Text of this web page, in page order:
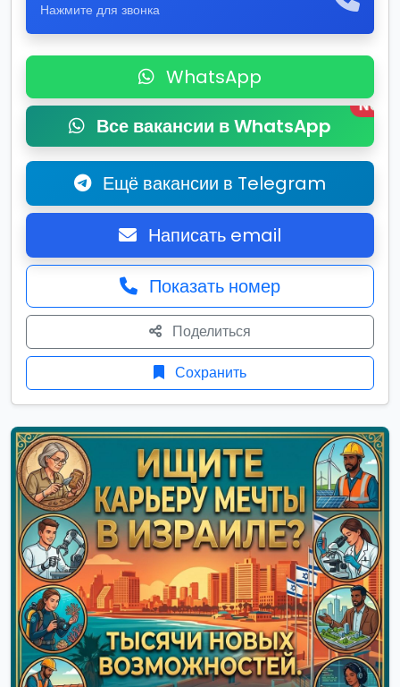
Нажмите для звонка
WhatsApp
Все вакансии в WhatsApp
New
Ещё вакансии в Telegram
Написать email
Показать номер
Поделиться
Сохранить